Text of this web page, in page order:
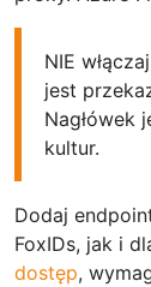
NIE
jest
Nagłówek
kultur.
Dodaj
FoxIDs, jak i
dostęp,